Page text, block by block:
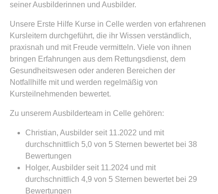
seiner Ausbilderinnen und Ausbilder.
Unsere Erste Hilfe Kurse in Celle werden von erfahrenen
Kursleitern durchgeführt, die ihr Wissen verständlich,
praxisnah und mit Freude vermitteln. Viele von ihnen
bringen Erfahrungen aus dem Rettungsdienst, dem
Gesundheitswesen oder anderen Bereichen der
Notfallhilfe mit und werden regelmäßig von
Kursteilnehmenden bewertet.
Zu unserem Ausbilderteam in Celle gehören:
Christian, Ausbilder seit 11.2022 und mit
durchschnittlich 5,0 von 5 Sternen bewertet bei 38
Bewertungen
Holger, Ausbilder seit 11.2024 und mit
durchschnittlich 4,9 von 5 Sternen bewertet bei 29
Bewertungen